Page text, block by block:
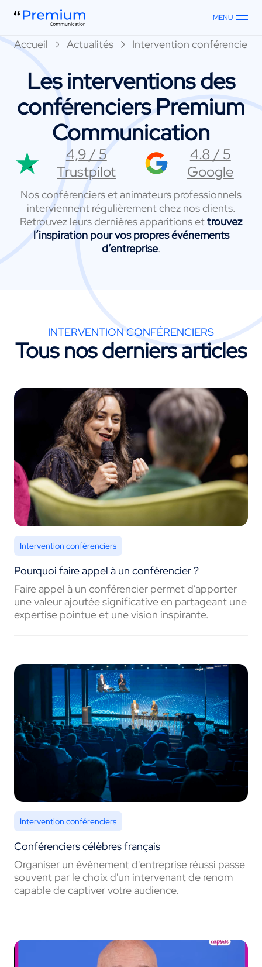
MENU
Accueil Actualités Intervention conférenciers
Les interventions des
conférenciers Premium
Communication
4,9 / 5
Trustpilot
4.8 / 5
Google
Nosconférenciersetanimateurs professionnels
interviennent régulièrement chez nos clients.
Retrouvez leurs dernières apparitions ettrouvez
l’inspiration pour vos propres événements
d’entreprise.
INTERVENTION CONFÉRENCIERS
Tous nos derniers articles
Intervention conférenciers
Pourquoi faire appel à un conférencier ?
Faire appel à un conférencier permet d'apporter
une valeur ajoutée significative en partageant une
expertise pointue et une vision inspirante.
Intervention conférenciers
Conférenciers célèbres français
Organiser un événement d'entreprise réussi passe
souvent par le choix d'un intervenant de renom
capable de captiver votre audience.